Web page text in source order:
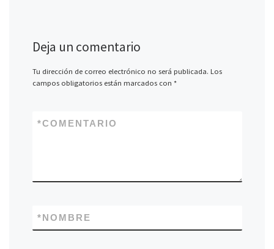
Deja un comentario
Tu dirección de correo electrónico no será publicada. Los
campos obligatorios están marcados con *
COMENTARIO
*
NOMBRE
*